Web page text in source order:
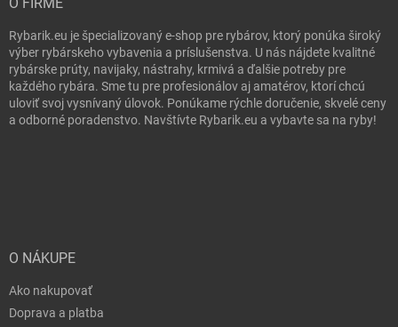
O FIRME
Rybarik.eu je špecializovaný e-shop pre rybárov, ktorý ponúka široký
výber rybárskeho vybavenia a príslušenstva. U nás nájdete kvalitné
rybárske prúty, navijaky, nástrahy, krmivá a ďalšie potreby pre
každého rybára. Sme tu pre profesionálov aj amatérov, ktorí chcú
uloviť svoj vysnívaný úlovok. Ponúkame rýchle doručenie, skvelé ceny
a odborné poradenstvo. Navštívte Rybarik.eu a vybavte sa na ryby!
O NÁKUPE
Ako nakupovať
Doprava a platba